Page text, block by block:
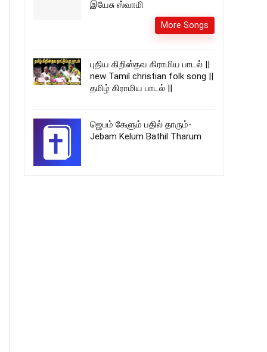
இயேசு ஸ்வாமி
More Songs
புதிய கிறிஸ்தவ கிராமிய பாடல் ||
new Tamil christian folk song ||
தமிழ் கிராமிய பாடல் ||
ஜெபம் கேளும் பதில் தாரும்-
Jebam Kelum Bathil Tharum